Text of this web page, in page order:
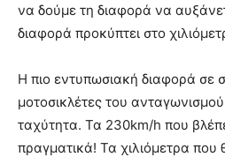
να δούμε τη διαφορά να
διαφορά προκύπτει στο
Η πιο εντυπωσιακή διαφορά σε
μοτοσικλέτες του ανταγωνισμού
ταχύτητα. Τα 230km/h που
πραγματικά! Τα χιλιόμετρα που